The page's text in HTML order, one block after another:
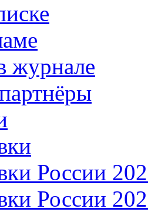
журнале
России
России